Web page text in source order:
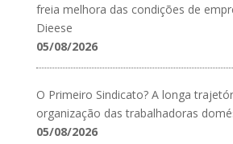
freia melhora das condições de
Dieese
05/08/2026
O Primeiro Sindicato? A longa
organização das trabalhadoras
05/08/2026